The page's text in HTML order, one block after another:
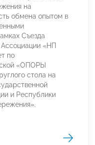
на
обмена опытом в
Съезда
«НП
по
«ОПОРЫ
стола на
и Республики